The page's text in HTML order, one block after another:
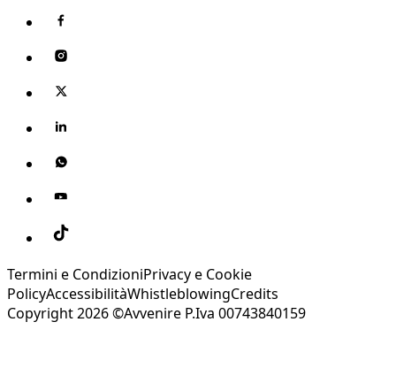
Termini e CondizioniPrivacy e Cookie
PolicyAccessibilitàWhistleblowingCredits
Copyright 2026 ©Avvenire P.Iva 00743840159